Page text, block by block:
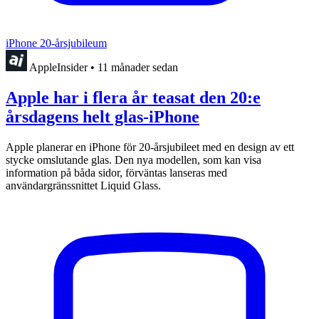
iPhone 20-årsjubileum
AppleInsider • 11 månader sedan
Apple har i flera år teasat den 20:e
årsdagens helt glas-iPhone
Apple planerar en iPhone för 20-årsjubileet med en design av ett
stycke omslutande glas. Den nya modellen, som kan visa
information på båda sidor, förväntas lanseras med
användargränssnittet Liquid Glass.